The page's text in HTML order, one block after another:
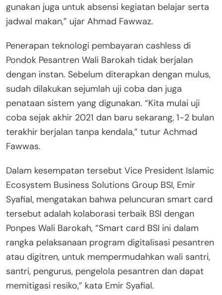
gunakan juga untuk absensi kegiatan belajar serta
jadwal makan,” ujar Ahmad Fawwaz.
Penerapan teknologi pembayaran cashless di
Pondok Pesantren Wali Barokah tidak berjalan
dengan instan. Sebelum diterapkan dengan mulus,
sudah dilakukan sejumlah uji coba dan juga
penataan sistem yang digunakan. “Kita mulai uji
coba sejak akhir 2021 dan baru sekarang, 1-2 bulan
terakhir berjalan tanpa kendala,” tutur Achmad
Fawwas.
Dalam kesempatan tersebut Vice President Islamic
Ecosystem Business Solutions Group BSI, Emir
Syafial, mengatakan bahwa peluncuran smart card
tersebut adalah kolaborasi terbaik BSI dengan
Ponpes Wali Barokah, “Smart card BSI ini dalam
rangka pelaksanaan program digitalisasi pesantren
atau digitren, untuk mempermudahkan wali santri,
santri, pengurus, pengelola pesantren dan dapat
memitigasi resiko,” kata Emir Syafial.